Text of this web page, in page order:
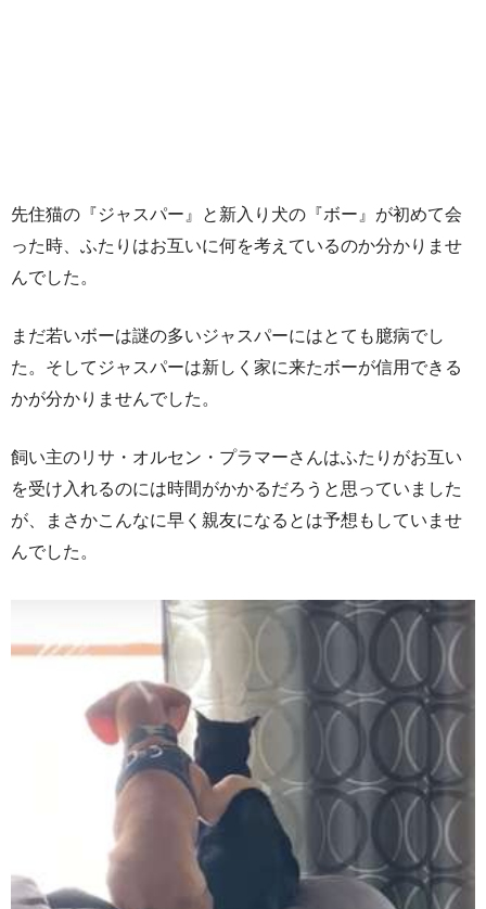
先住猫の『ジャスパー』と新入り犬の『ボー』が初めて会
った時、ふたりはお互いに何を考えているのか分かりませ
んでした。
まだ若いボーは謎の多いジャスパーにはとても臆病でし
た。そしてジャスパーは新しく家に来たボーが信用できる
かが分かりませんでした。
飼い主のリサ・オルセン・プラマーさんはふたりがお互い
を受け入れるのには時間がかかるだろうと思っていました
が、まさかこんなに早く親友になるとは予想もしていませ
んでした。